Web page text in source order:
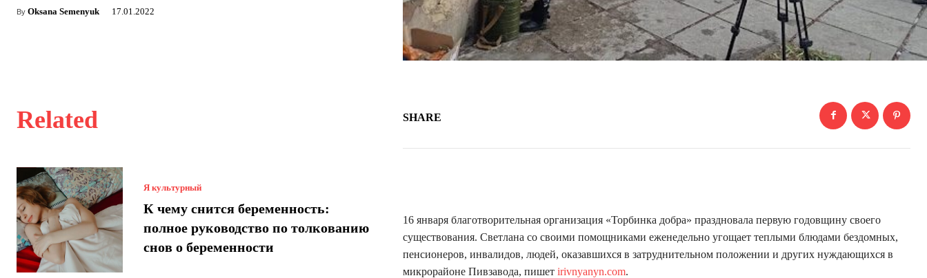
By Oksana Semenyuk 17.01.2022
Related
Я культурный
К чему снится беременность:
полное руководство по толкованию
снов о беременности
SHARE
16 января благотворительная организация «Торбинка добра» праздновала первую годовщину своего
существования. Светлана со своими помощниками еженедельно угощает теплыми блюдами бездомных,
пенсионеров, инвалидов, людей, оказавшихся в затруднительном положении и других нуждающихся в
микрорайоне Пивзавода, пишет irivnyanyn.com.